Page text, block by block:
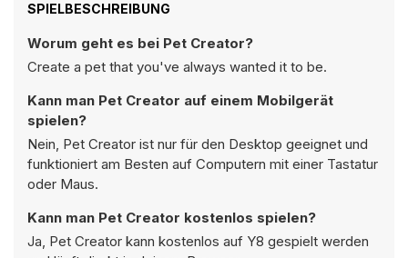
SPIELBESCHREIBUNG
Worum geht es bei Pet Creator?
Create a pet that you've always wanted it to be.
Kann man Pet Creator auf einem Mobilgerät
spielen?
Nein, Pet Creator ist nur für den Desktop geeignet und
funktioniert am Besten auf Computern mit einer Tastatur
oder Maus.
Kann man Pet Creator kostenlos spielen?
Ja, Pet Creator kann kostenlos auf Y8 gespielt werden